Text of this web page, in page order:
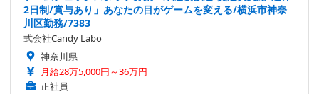
2日制/賞与あり」あなたの目がゲームを変える/横浜市神奈
川区勤務/7383
式会社Candy Labo
神奈川県
月給28万5,000円～36万円
正社員